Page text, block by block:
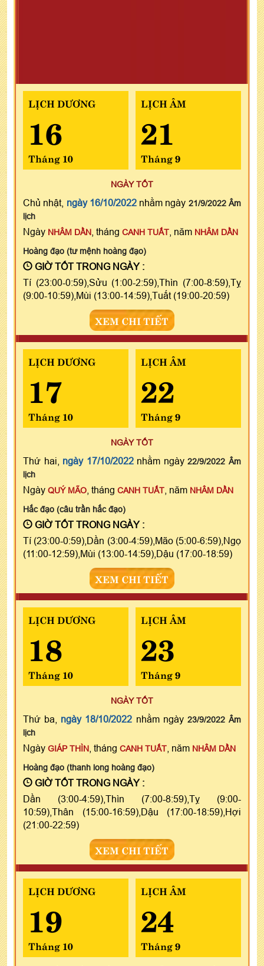
LỊCH DƯƠNG
16
Tháng 10
LỊCH ÂM
21
Tháng 9
NGÀY TỐT
Chủ nhật, ngày 16/10/2022nhằm ngày 21/9/2022 Âm
lịch
Ngày NHÂM DẦN , tháng CANH TUẤT , năm NHÂM DẦN
Hoàng đạo (tư mệnh hoàng đạo)
GIỜ TỐT TRONG NGÀY :
Tí (23:00-0:59),Sửu (1:00-2:59),Thìn (7:00-8:59),Tỵ
(9:00-10:59),Mùi (13:00-14:59),Tuất (19:00-20:59)
XEM CHI TIẾT
LỊCH DƯƠNG
17
Tháng 10
LỊCH ÂM
22
Tháng 9
NGÀY TỐT
Thứ hai, ngày 17/10/2022nhằm ngày22/9/2022 Âm
lịch
Ngày QUÝ MÃO , tháng CANH TUẤT , năm NHÂM DẦN
Hắc đạo (câu trần hắc đạo)
GIỜ TỐT TRONG NGÀY :
Tí (23:00-0:59),Dần (3:00-4:59),Mão (5:00-6:59),Ngọ
(11:00-12:59),Mùi (13:00-14:59),Dậu (17:00-18:59)
XEM CHI TIẾT
LỊCH DƯƠNG
18
Tháng 10
LỊCH ÂM
23
Tháng 9
NGÀY TỐT
Thứ ba, ngày 18/10/2022 nhằm ngày 23/9/2022 Âm
lịch
Ngày GIÁP THÌN , tháng CANH TUẤT , năm NHÂM DẦN
Hoàng đạo (thanh long hoàng đạo)
GIỜ TỐT TRONG NGÀY :
Dần (3:00-4:59),Thìn (7:00-8:59),Tỵ (9:00-
10:59),Thân (15:00-16:59),Dậu (17:00-18:59),Hợi
(21:00-22:59)
XEM CHI TIẾT
LỊCH DƯƠNG
19
Tháng 10
LỊCH ÂM
24
Tháng 9